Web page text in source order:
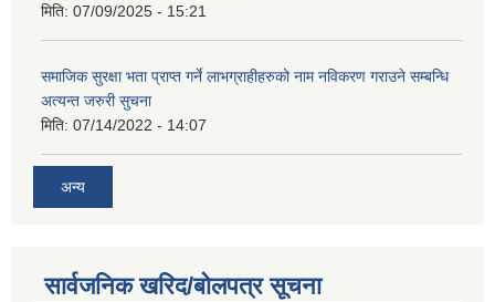
मिति: 07/09/2025 - 15:21
समाजिक सुरक्षा भता प्राप्त गर्ने लाभग्राहीहरुको नाम नविकरण गराउने सम्बन्धि
अत्यन्त जरुरी सुचना
मिति: 07/14/2022 - 14:07
अन्य
सार्वजनिक खरिद/बोलपत्र सूचना